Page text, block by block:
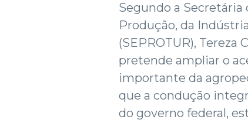
Segundo a
Produção, da
(SEPROTUR), Tereza
pretende ampliar o
importante da
que a condução
do governo federal,